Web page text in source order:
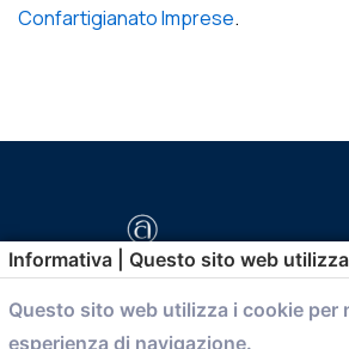
Confartigianato Imprese.
comunicazione@confartigianato.bo.it
Informativa | Questo sito web
Questo sito web utilizza i cookie per
esperienza di navigazione.